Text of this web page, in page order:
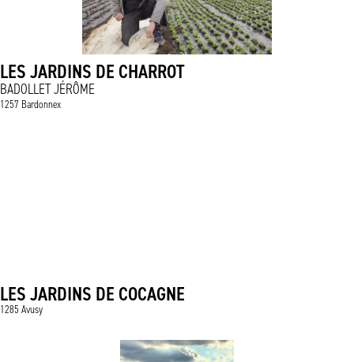
LES JARDINS DE CHARROT
BADOLLET JÉRÔME
1257 Bardonnex
LES JARDINS DE COCAGNE
1285 Avusy